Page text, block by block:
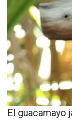
El guacamayo